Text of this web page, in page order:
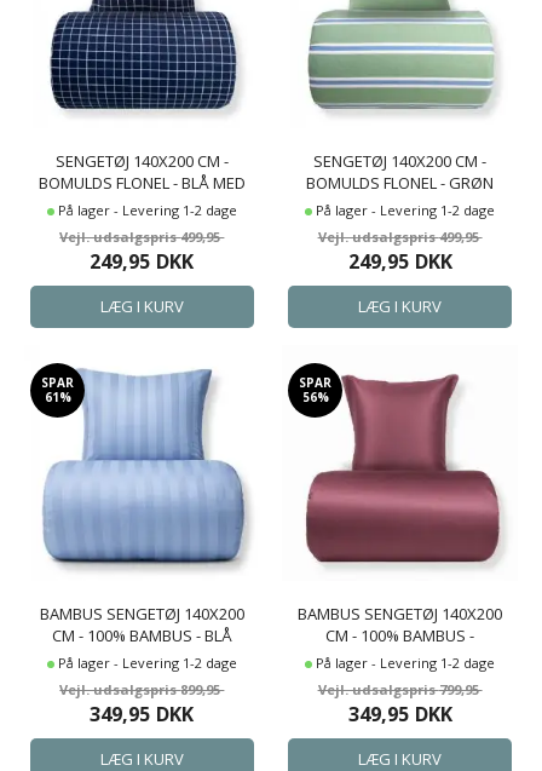
SENGETØJ 140X200 CM -
BOMULDS FLONEL - BLÅ MED
HVIDE TERN
På lager - Levering 1-2 dage
499,95
249,95 DKK
SENGETØJ 140X200 CM -
BOMULDS FLONEL - GRØN
MED STRIBER
På lager - Levering 1-2 dage
499,95
249,95 DKK
SPAR
61%
BAMBUS SENGETØJ 140X200
CM - 100% BAMBUS - BLÅ
JACQUARDVÆVET STRIBER
På lager - Levering 1-2 dage
899,95
349,95 DKK
SPAR
56%
BAMBUS SENGETØJ 140X200
CM - 100% BAMBUS -
BORDEAUX SATINVÆVET
På lager - Levering 1-2 dage
799,95
349,95 DKK